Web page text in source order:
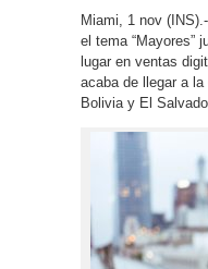
Miami, 1 nov
el tema “Mayores”
lugar en ventas
acaba de llegar a
Bolivia y El